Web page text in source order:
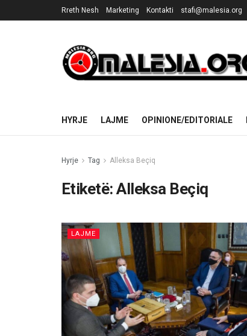
Rreth Nesh Marketing Kontakti stafi@malesia.org
HYRJE LAJME OPINIONE/EDITORIALE
Hyrje Tag Alleksa Beçiq
Etiketë:Alleksa Beçiq
LAJME